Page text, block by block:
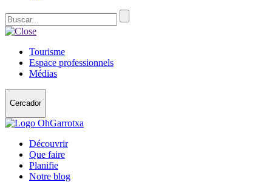
Tourisme
Espace professionnels
Médias
Cercador
Découvrir
Que faire
Planifie
Notre blog